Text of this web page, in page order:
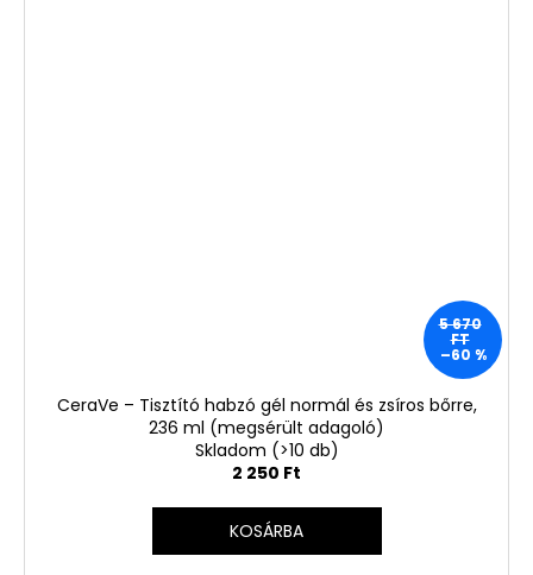
5 670
FT
–60 %
CeraVe – Tisztító habzó gél normál és zsíros bőrre,
236 ml (megsérült adagoló)
Skladom (>10 db)
2 250 Ft
KOSÁRBA